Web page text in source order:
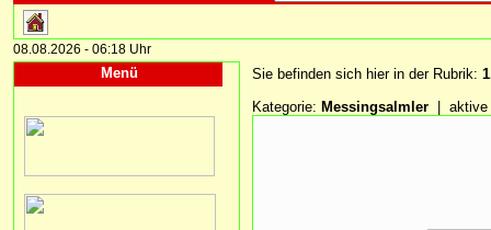
08.08.2026 - 06:18 Uhr
Menü Sie befinden sich hier in der Rubrik:
Kategorie: Messingsalmler | aktive